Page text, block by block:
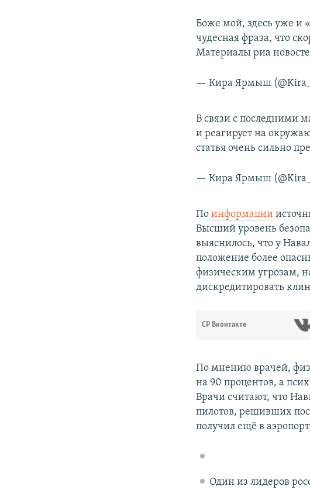
Боже мой, здесь уже и
чудесная фраза, что
Материалы риа
— Кира Ярмыш
В связи с последними
и реагирует на
статья очень сильно
— Кира Ярмыш
Поинформации
Высший уровень
выяснилось, что у
положение более
физическим угрозам,
дискредитировать
СР Вконтакте
По мнению врачей,
на 90 процентов, а
Врачи считают, что
пилотов, решивших
получил ещё в
Один из лидеров